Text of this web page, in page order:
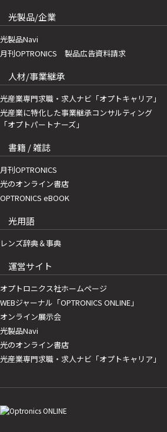
光製品/企業
光製品Navi
月刊OPTRONICS 製品広告資料請求
人材/事業継承
光産業専門求職・求人ナビ「オプトキャリア」
光産業に特化した事業継承コンサルティング
「オプトパートナーズ」
書籍 / 雑誌
月刊OPTRONICS
光のオンライン書店
OPTRONICS eBOOK
光用語
レンズ辞典＆事典
運営サイト
オプトロニクス社ホームページ
WEBジャーナル「OPTRONICS ONLINE」
オンライン展示会
光製品Navi
光のオンライン書店
光産業専門求職・求人ナビ「オプトキャリア」